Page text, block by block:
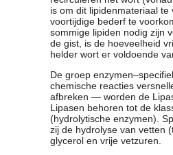
is om dit lipidenmateriaal te
voortijdige bederf te
sommige lipiden nodig zijn
de gist, is de hoeveelheid
helder wort er voldoende
De groep
chemische reacties
afbreken — worden de
Lipasen behoren tot de
(hydrolytische enzymen).
zij de hydrolyse van vetten
glycerol en vrije vetzuren.